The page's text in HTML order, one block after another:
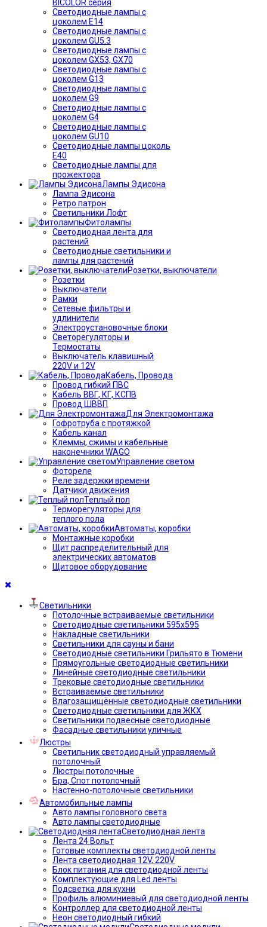
BICOLOR серия
Светодиодные лампы с
цоколем E14
Светодиодные лампы с
цоколем GU5.3
Светодиодные лампы с
цоколем GX53, GX70
Светодиодные лампы с
цоколем G13
Светодиодные лампы с
цоколем G9
Светодиодные лампы с
цоколем G4
Светодиодные лампы с
цоколем GU10
Светодиодные лампы цоколь
Е40
Светодиодные лампы для
прожектора
Лампы Эдисона
Лампа Эдисона
Ретро патрон
Светильники Лофт
Фитолампы
Светодиодная лента для
растений
Светодиодные светильники и
лампы для растений
Розетки, выключатели
Розетки
Выключатели
Рамки
Сетевые фильтры и
удлинители
Электроустановочные блоки
Светорегуляторы и
Термостаты
Выключатель клавишный
220V и 12V
Кабель, Провода
Провод гибкий ПВС
Кабель ВВГ, КГ, КСПВ
Провод ШВВП
Для Электромонтажа
Гофротруба с протяжкой
Кабель канал
Клеммы, сжимы и кабельные
наконечники WAGO
Управление светом
Фотореле
Реле задержки времени
Датчики движения
Теплый пол
Терморегуляторы для
теплого пола
Автоматы, коробки
Монтажные коробки
Щит распределительный для
электрических автоматов
Щитовое оборудование
Светильники
Потолочные встраиваемые светильники
Светодиодные светильники 595х595
Накладные светильники
Светильники для сауны и бани
Светодиодные светильники Грильято в Тюмени
Прямоугольные светодиодные светильники
Линейные светодиодные светильники
Трековые светодиодные светильники
Встраиваемые светильники
Влагозащищённые светодиодные светильники
Светодиодные светильники для ЖКХ
Светильники подвесные светодиодные
Фасадные светильники уличные
Люстры
Светильник светодиодный управляемый
потолочный
Люстры потолочные
Бра, Спот потолочный
Настенно-потолочные светильники
Автомобильные лампы
Авто лампы головного света
Авто лампы светодиодные
Светодиодная лента
Лента 24 Вольт
Готовые комплекты светодиодной ленты
Лента светодиодная 12V, 220V
Блок питания для светодиодной ленты
Комплектующие для Led ленты
Подсветка для кухни
Профиль алюминиевый для светодиодной ленты
Контроллер для светодиодной ленты
Неон светодиодный гибкий